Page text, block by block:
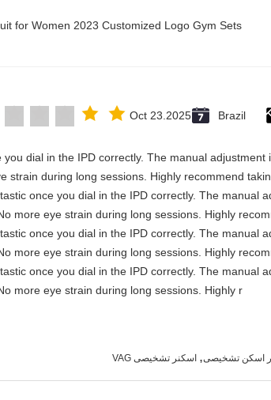
for Women 2023 Customized Logo Gym Sets
Brazil
Oct 23.2025
you dial in the IPD correctly. The manual
strain during long sessions. Highly recommend
once you dial in the IPD correctly. The manual
more eye strain during long sessions. Highly
once you dial in the IPD correctly. The manual
more eye strain during long sessions. Highly
once you dial in the IPD correctly. The manual
more eye strain during long sessions. Highly r
اسکن تشخیصی, اسکنر تشخیصی VAG